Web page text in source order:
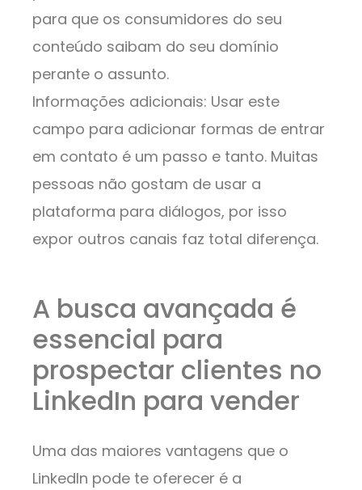
para que os consumidores do seu
conteúdo saibam do seu domínio
perante o assunto.
Informações adicionais: Usar este
campo para adicionar formas de entrar
em contato é um passo e tanto. Muitas
pessoas não gostam de usar a
plataforma para diálogos, por isso
expor outros canais faz total diferença.
A busca avançada é
essencial para
prospectar clientes no
LinkedIn para vender
Uma das maiores vantagens que o
LinkedIn pode te oferecer é a